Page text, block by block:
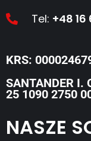
Tel: +48 16
KRS:
SANTANDER I.
25 1090 2750
NASZE